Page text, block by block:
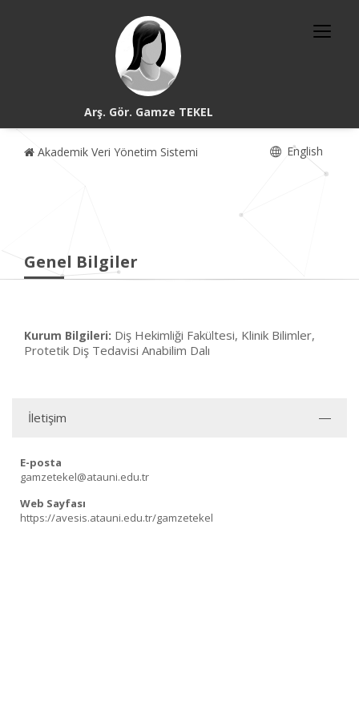
Arş. Gör. Gamze TEKEL
Akademik Veri Yönetim Sistemi English
Genel Bilgiler
Kurum Bilgileri: Diş Hekimliği Fakültesi, Klinik Bilimler,
Protetik Diş Tedavisi Anabilim Dalı
İletişim
E-posta
gamzetekel@atauni.edu.tr
Web Sayfası
https://avesis.atauni.edu.tr/gamzetekel